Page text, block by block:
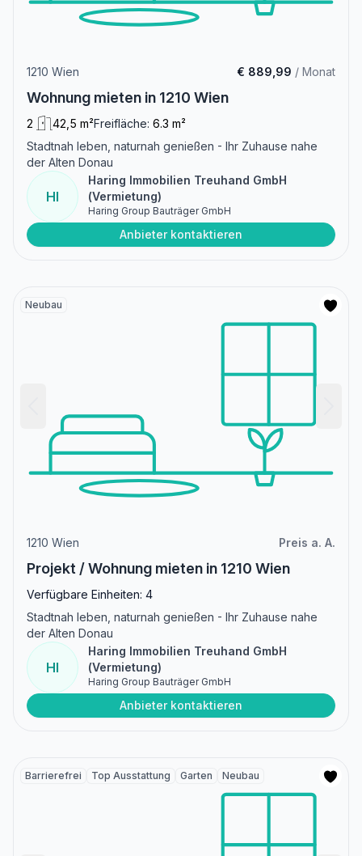
1210 Wien € 889,99 / Monat
Wohnung mieten in 1210 Wien
2 42,5 m²Freifläche: 6.3 m²
Stadtnah leben, naturnah genießen - Ihr Zuhause nahe
der Alten Donau
HI
Haring Immobilien Treuhand GmbH
(Vermietung)
Haring Group Bauträger GmbH
Anbieter kontaktieren
Neubau
1210 Wien Preis a. A.
Projekt / Wohnung mieten in 1210 Wien
Verfügbare Einheiten: 4
Stadtnah leben, naturnah genießen - Ihr Zuhause nahe
der Alten Donau
HI
Haring Immobilien Treuhand GmbH
(Vermietung)
Haring Group Bauträger GmbH
Anbieter kontaktieren
Barrierefrei Top Ausstattung Garten Neubau